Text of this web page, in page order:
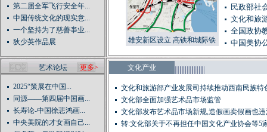
第二届全军飞行安全年...
中国传统文化的现实意...
一个坚持为了慈善亊业...
狄少英作品展
雄安新区设立 高铁和城际铁
民政部社
文化和旅
全国政协
中国美协
艺术论坛 更多>
2025“策展在中国...
同源——第四届中国画...
长寿论-中国徐悲鸿画...
中央美院的才女画自己...
文化产业
文化和旅游部产业发展司持续推动西南民族特
业...文化部全面加强艺术品市场监管
文化部发布艺术品市场新规,造假画卖假画也
转:文化部关于不再担任中国文化产业协会等5